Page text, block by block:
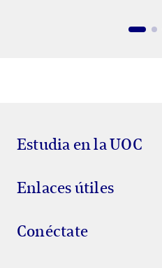
Estudia en la UOC
Enlaces útiles
Conéctate